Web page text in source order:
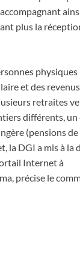
plus la
et des
retraites
différents, un
(pensions
la DGI a mis à la
Internet à
précise le